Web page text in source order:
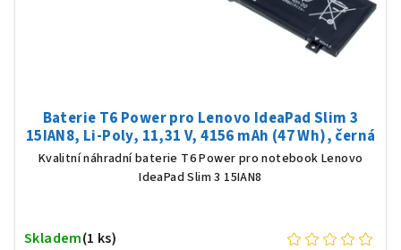
Baterie T6 Power pro Lenovo IdeaPad Slim 3
15IAN8, Li-Poly, 11,31 V, 4156 mAh (47 Wh), černá
Kvalitní náhradní baterie T6 Power pro notebook Lenovo
IdeaPad Slim 3 15IAN8
Skladem(1 ks)